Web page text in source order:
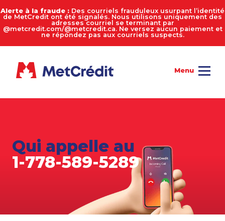
Alerte à la fraude : Des courriels frauduleux usurpant l’identité
de MetCredit ont été signalés. Nous utilisons uniquement des
adresses courriel se terminant par
@metcredit.com/@metcredit.ca. Ne versez aucun paiement et
ne répondez pas aux courriels suspects.
Qui appelle au
1-778-589-5289